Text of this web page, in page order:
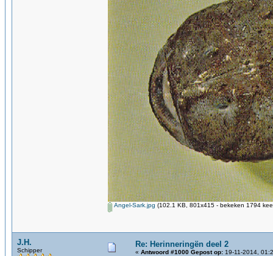
Angel-Sark.jpg (102.1 KB, 801x415 - bekeken 1794
J.H.
Schipper
Re: Herinneringën deel 2
« Antwoord #1000 Gepost op: 19-11-2014,